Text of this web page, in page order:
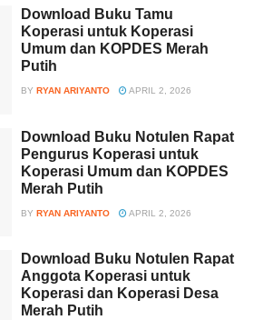
Download Buku Tamu
Koperasi untuk Koperasi
Umum dan KOPDES Merah
Putih
BY RYAN ARIYANTO APRIL 2, 2026
Download Buku Notulen Rapat
Pengurus Koperasi untuk
Koperasi Umum dan KOPDES
Merah Putih
BY RYAN ARIYANTO APRIL 2, 2026
Download Buku Notulen Rapat
Anggota Koperasi untuk
Koperasi dan Koperasi Desa
Merah Putih